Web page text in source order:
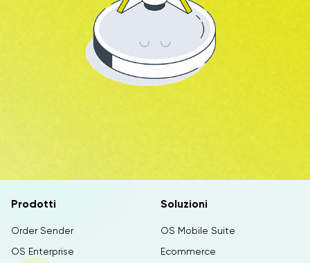
Prodotti
Order Sender
OS Enterprise
Soluzioni
OS Mobile Suite
Ecommerce